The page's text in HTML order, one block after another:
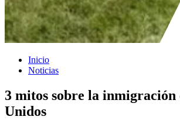
Inicio
Noticias
3 mitos sobre la inmigración
Unidos